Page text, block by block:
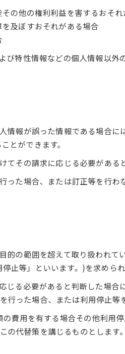
の他の権利利益を害するおそ
及ぼすおそれがある場合
び特性情報などの個人情報以外
情報が誤った情報である場合
とができます。
てその請求に応じる必要があ
った場合、または訂正等を行
的の範囲を超えて取り扱われ
止等」といいます。)を求めら
じる必要があると判断した場合
行った場合、または利用停止
費用を有する場合その他利用
の代替策を講じるものとします。